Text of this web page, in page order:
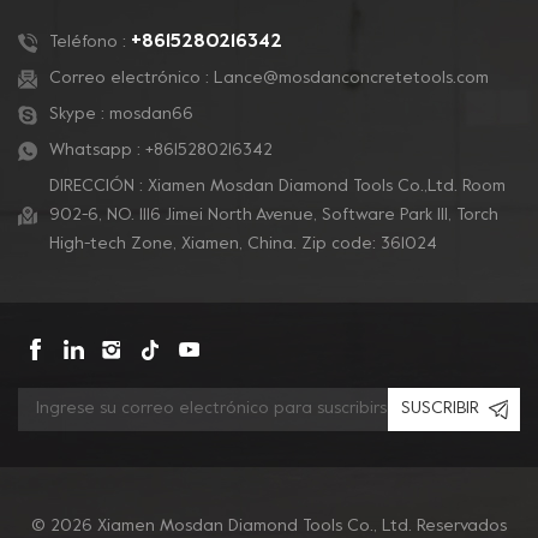
pulido de concreto.
Teléfono : +8615280216342
Correo electrónico : Lance@mosdanconcretetools.com
Skype : mosdan66
Whatsapp : +8615280216342
DIRECCIÓN : Xiamen Mosdan Diamond Tools Co.,Ltd. Room
902-6, NO. 1116 Jimei North Avenue, Software Park Ill, Torch
High-tech Zone, Xiamen, China. Zip code: 361024
SUSCRIBIR
© 2026 Xiamen Mosdan Diamond Tools Co., Ltd. Reservados